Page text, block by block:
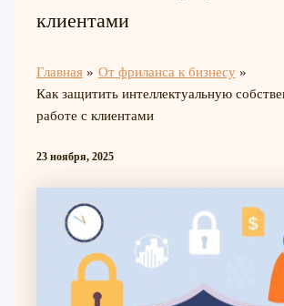
клиентами
Главная
От фриланса к бизнесу
Как защитить интеллектуальную
работе с клиентами
23 ноября, 2025